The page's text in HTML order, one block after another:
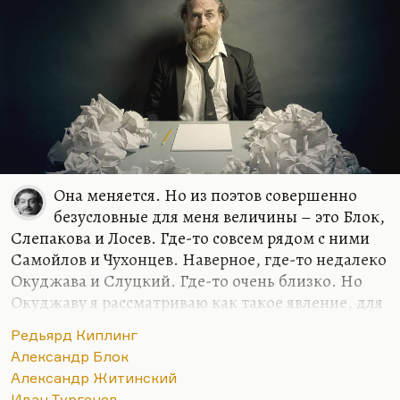
Она меняется. Но из поэтов совершенно
безусловные для меня величины – это Блок,
Слепакова и Лосев. Где-то совсем рядом с ними
Самойлов и Чухонцев. Наверное, где-то недалеко
Окуджава и Слуцкий. Где-то очень близко. Но
Окуджаву я рассматриваю как такое явление, для
конгломерат нерасчленимый. Видите, семерку
только могу назвать. Но в самом первом ряду
люди, который я люблю кровной,
Редьярд Киплинг
Александр Блок
Александр Житинский